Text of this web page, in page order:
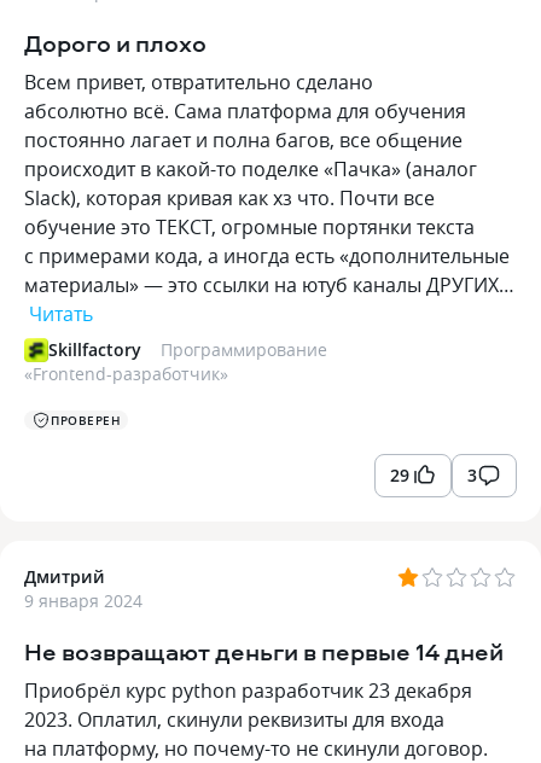
Дорого и плохо
Всем привет, отвратительно сделано
абсолютно всё. Сама платформа для обучения
постоянно лагает и полна багов, все общение
происходит в какой-то поделке «Пачка» (аналог
Slack), которая кривая как хз что. Почти все
обучение это ТЕКСТ, огромные портянки текста
с примерами кода, а иногда есть «дополнительные
материалы» — это ссылки на ютуб каналы ДРУГИХ…
Читать
Skillfactory
Программирование
«Frontend-разработчик»
ПРОВЕРЕН
29 3
Дмитрий
9 января 2024
Не возвращают деньги в первые 14 дней
Приобрёл курс python разработчик 23 декабря
2023. Оплатил, скинули реквизиты для входа
на платформу, но почему-то не скинули договор.